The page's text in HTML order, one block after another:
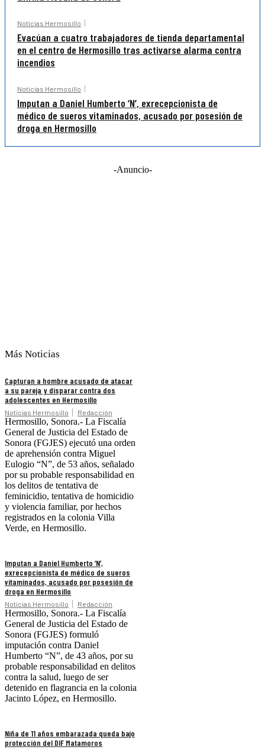
Noticias Hermosillo
Evacúan a cuatro trabajadores de tienda departamental
en el centro de Hermosillo tras activarse alarma contra
incendios
Noticias Hermosillo
Imputan a Daniel Humberto ‘N’, exrecepcionista de
médico de sueros vitaminados, acusado por posesión de
droga en Hermosillo
-Anuncio-
Más Noticias
Capturan a hombre acusado de atacar
a su pareja y disparar contra dos
adolescentes en Hermosillo
Noticias Hermosillo Redacción
Hermosillo, Sonora.- La Fiscalía
General de Justicia del Estado de
Sonora (FGJES) ejecutó una orden
de aprehensión contra Miguel
Eulogio “N”, de 53 años, señalado
por su probable responsabilidad en
los delitos de tentativa de
feminicidio, tentativa de homicidio
y violencia familiar, por hechos
registrados en la colonia Villa
Verde, en Hermosillo.
Imputan a Daniel Humberto ‘N’,
exrecepcionista de médico de sueros
vitaminados, acusado por posesión de
droga en Hermosillo
Noticias Hermosillo Redacción
Hermosillo, Sonora.- La Fiscalía
General de Justicia del Estado de
Sonora (FGJES) formuló
imputación contra Daniel
Humberto “N”, de 43 años, por su
probable responsabilidad en delitos
contra la salud, luego de ser
detenido en flagrancia en la colonia
Jacinto López, en Hermosillo.
Niña de 11 años embarazada queda bajo
protección del DIF Matamoros